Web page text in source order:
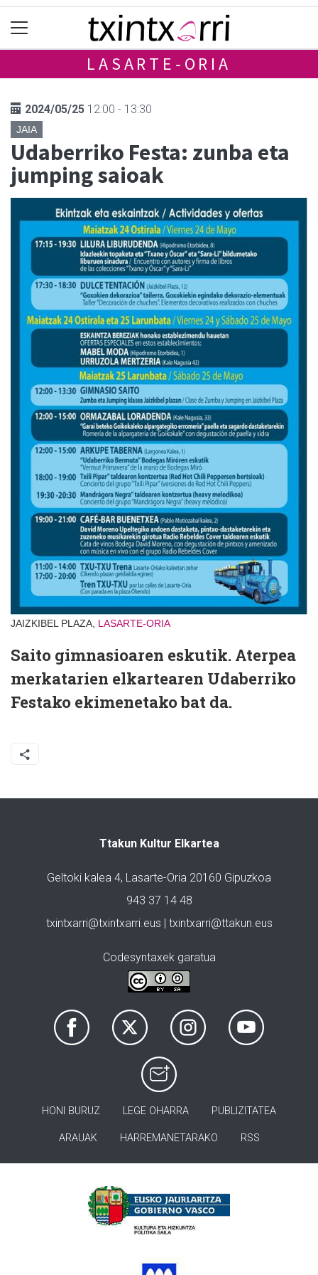
LASARTE-ORIA
2024/05/25 12:00 - 13:30
JAIA
Udaberriko Festa: zunba eta
jumping saioak
JAIZKIBEL PLAZA, LASARTE-ORIA
Saito gimnasioaren eskutik. Aterpea
merkatarien elkartearen Udaberriko
Festako ekimenetako bat da.
Ttakun Kultur Elkartea
Geltoki kalea 4, Lasarte-Oria 20160 Gipuzkoa
943 37 14 48
txintxarri@txintxarri.eus | txintxarri@ttakun.eus
Codesyntaxek garatua
HONI BURUZ LEGE OHARRA PUBLIZITATEA
ARAUAK HARREMANETARAKO RSS